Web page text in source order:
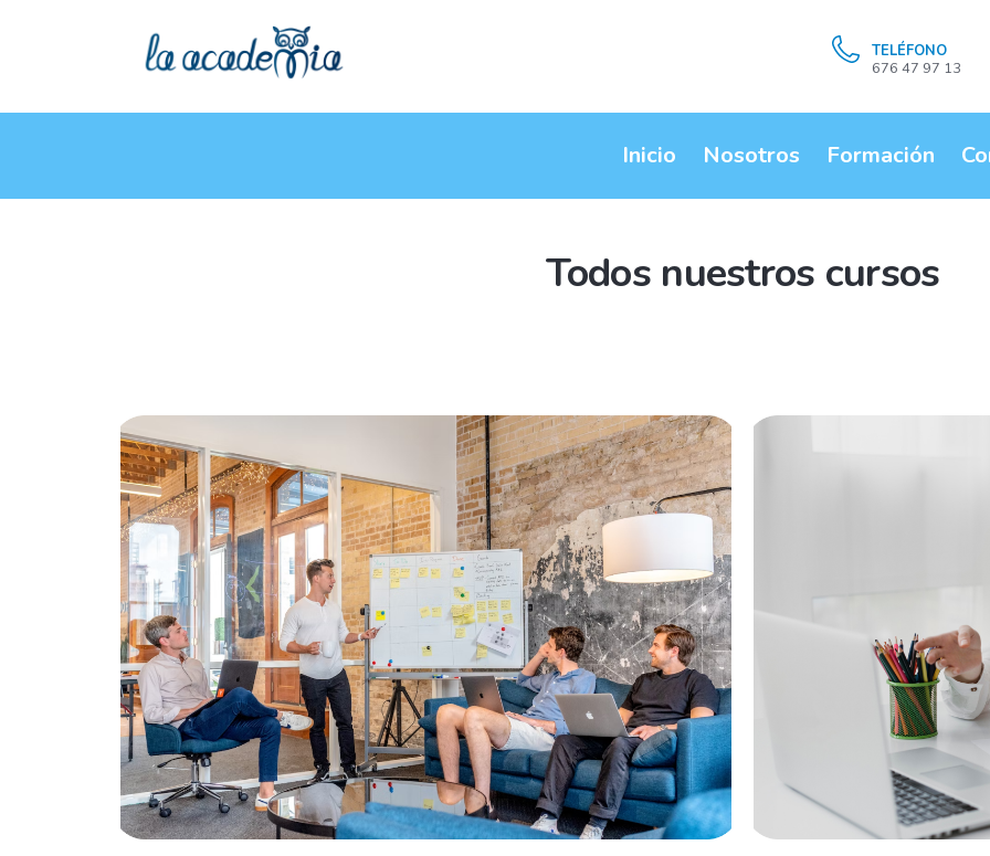
TELÉFONO
676 47 97 13
Inicio Nosotros Formación
Todos nuestros cursos